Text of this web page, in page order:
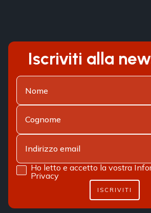
Iscriviti alla
Ho letto e accetto la vostra
Privacy
ISCRIVITI